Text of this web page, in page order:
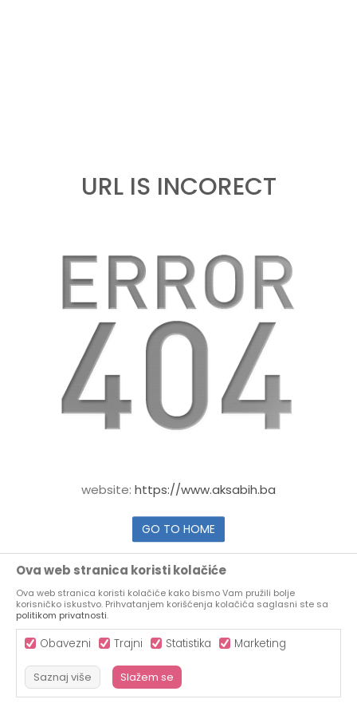
URL IS INCORECT
website: https://www.aksabih.ba
GO TO HOME
Ova web stranica koristi kolačiće
Ova web stranica koristi kolačiće kako bismo Vam pružili bolje
korisničko iskustvo. Prihvatanjem korišćenja kolačića saglasni ste sa
politikom privatnosti.
Obavezni Trajni Statistika Marketing
Saznaj više Slažem se